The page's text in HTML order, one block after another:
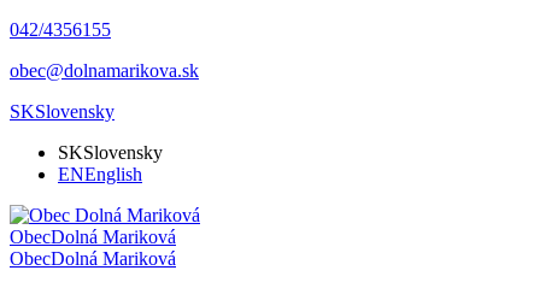
042/4356155
obec@dolnamarikova.sk
SKSlovensky
SKSlovensky
ENEnglish
ObecDolná Mariková
ObecDolná Mariková